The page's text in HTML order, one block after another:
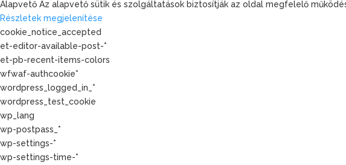
Alapvető Az alapvető sütik és szolgáltatások biztosítják az oldal megfelelő
Részletek megjelenítése
cookie_notice_accepted
et-editor-available-post-*
et-pb-recent-items-colors
wfwaf-authcookie*
wordpress_logged_in_*
wordpress_test_cookie
wp_lang
wp-postpass_*
wp-settings-*
wp-settings-time-*